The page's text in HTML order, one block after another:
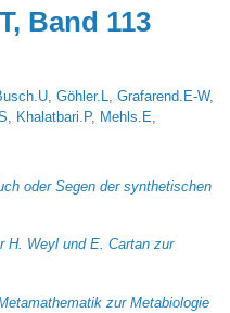
Band 113
,Göhler.L ,Grafarend.E-W,
Khalatbari.P, Mehls.E
oder Segen der synthetischen
H. Weyl und E. Cartan zur
zur Metabiologie